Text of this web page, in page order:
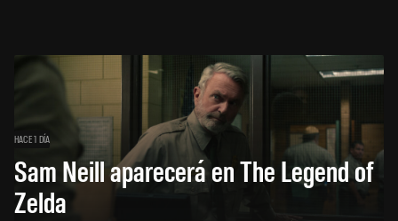
HACE 1 DÍA
Sam Neill aparecerá en The Legend of
Zelda